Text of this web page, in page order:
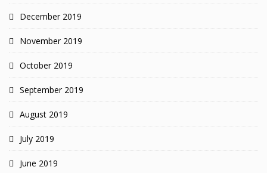
December 2019
November 2019
October 2019
September 2019
August 2019
July 2019
June 2019